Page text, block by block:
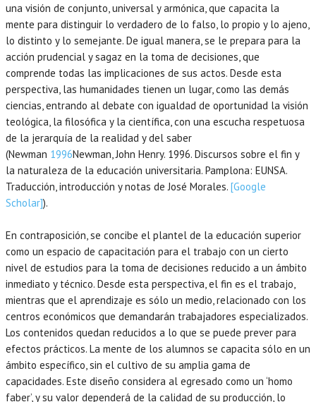
una visión de conjunto, universal y armónica, que capacita la
mente para distinguir lo verdadero de lo falso, lo propio y lo ajeno,
lo distinto y lo semejante. De igual manera, se le prepara para la
acción prudencial y sagaz en la toma de decisiones, que
comprende todas las implicaciones de sus actos. Desde esta
perspectiva, las humanidades tienen un lugar, como las demás
ciencias, entrando al debate con igualdad de oportunidad la visión
teológica, la filosófica y la científica, con una escucha respetuosa
de la jerarquía de la realidad y del saber
(Newman 1996Newman,John Henry. 1996. Discursos sobre el fin y
la naturaleza de la educación universitaria. Pamplona: EUNSA.
Traducción, introducción y notas de José Morales. [Google
Scholar]).
En contraposición, se concibe el plantel de la educación superior
como un espacio de capacitación para el trabajo con un cierto
nivel de estudios para la toma de decisiones reducido a un ámbito
inmediato y técnico. Desde esta perspectiva, el fin es el trabajo,
mientras que el aprendizaje es sólo un medio, relacionado con los
centros económicos que demandarán trabajadores especializados.
Los contenidos quedan reducidos a lo que se puede prever para
efectos prácticos. La mente de los alumnos se capacita sólo en un
ámbito específico, sin el cultivo de su amplia gama de
capacidades. Este diseño considera al egresado como un ‘homo
faber’, y su valor dependerá de la calidad de su producción, lo